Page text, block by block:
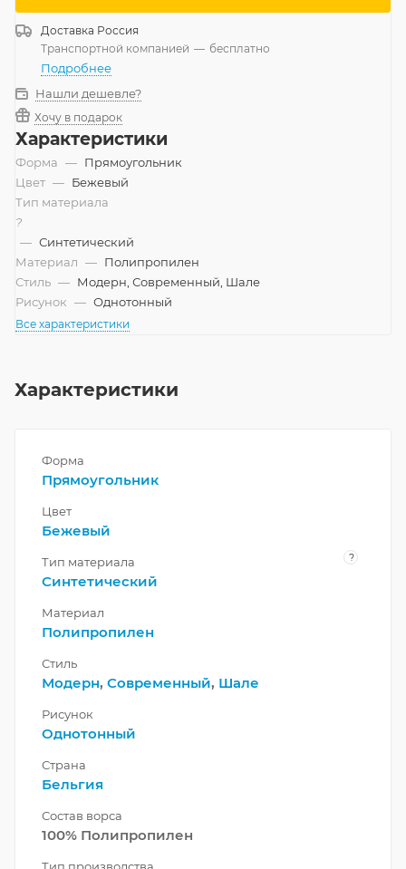
Доставка Россия
Транспортной компанией — бесплатно
Подробнее
Нашли дешевле?
Хочу в подарок
Характеристики
Форма — Прямоугольник
Цвет — Бежевый
Тип материала
?
— Синтетический
Материал — Полипропилен
Стиль — Модерн, Современный, Шале
Рисунок — Однотонный
Все характеристики
Характеристики
Форма
Прямоугольник
Цвет
Бежевый
Тип материала ?
Синтетический
Материал
Полипропилен
Стиль
Модерн, Современный, Шале
Рисунок
Однотонный
Страна
Бельгия
Состав ворса
100% Полипропилен